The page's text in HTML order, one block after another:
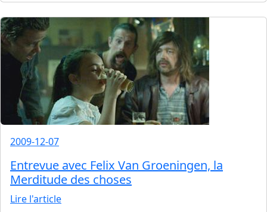
2009-12-07
Entrevue avec Felix Van Groeningen, la
Merditude des choses
Lire l'article